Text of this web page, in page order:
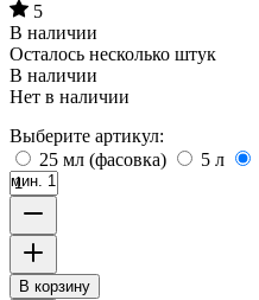
5
В наличии
Осталось несколько штук
В наличии
Нет в наличии
Выберите артикул:
25 мл (фасовка)
5 л
мин. 1
В корзину